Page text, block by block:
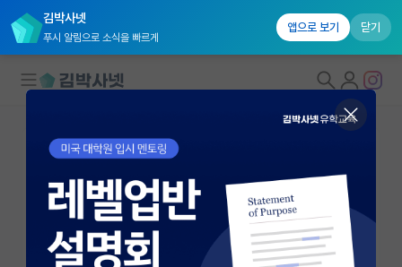
김박사넷
푸시 알림으로 소식을 빠르게
앱으로 보기 닫기
대학원생 모집
국내대학원 정보
연구실&오픈랩
연구실&오픈랩 홈